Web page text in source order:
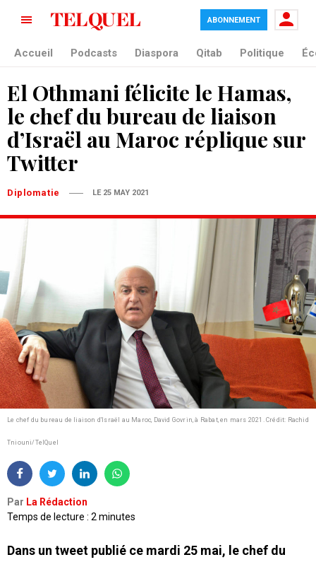
ABONNEMENT
Accueil Podcasts Diaspora Qitab Politique
El Othmani félicite le Hamas,
le chef du bureau de liaison
d’Israël au Maroc réplique sur
Twitter
Diplomatie LE 25 MAY 2021
Le chef du bureau de liaison d'Israël au Maroc, David Govrin, à Rabat, en mars 2021.Crédit: Rachid
Tniouni/TelQuel
Par La Rédaction
Temps de lecture : 2 minutes
Dans un tweet publié ce mardi 25 mai, le chef du